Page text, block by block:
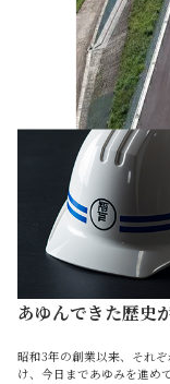
あゆんできた歴史
昭和3年の創業以来、それ
け、今日まであゆみを進め